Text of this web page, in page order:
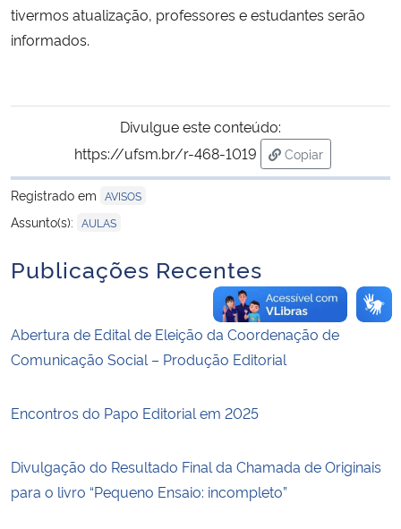
Planalto
tivermos atualização, professores e estudantes serão
informados.
Divulgue este conteúdo:
https://ufsm.br/r-468-1019
Copiar
para área de
Registrado em AVISOS
Assunto(s): AULAS
Publicações Recentes
Abertura de Edital de Eleição da Coordenação de
Comunicação Social – Produção Editorial
Encontros do Papo Editorial em 2025
Divulgação do Resultado Final da Chamada de Originais
para o livro “Pequeno Ensaio: incompleto”